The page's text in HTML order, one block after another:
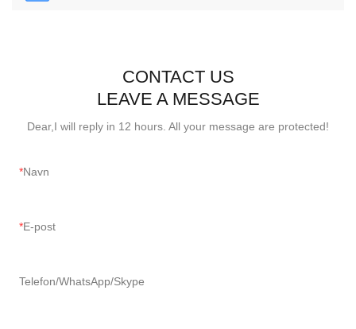
CONTACT US
LEAVE A MESSAGE
Dear,I will reply in 12 hours. All your message are protected!
Navn
E-post
Telefon/WhatsApp/Skype